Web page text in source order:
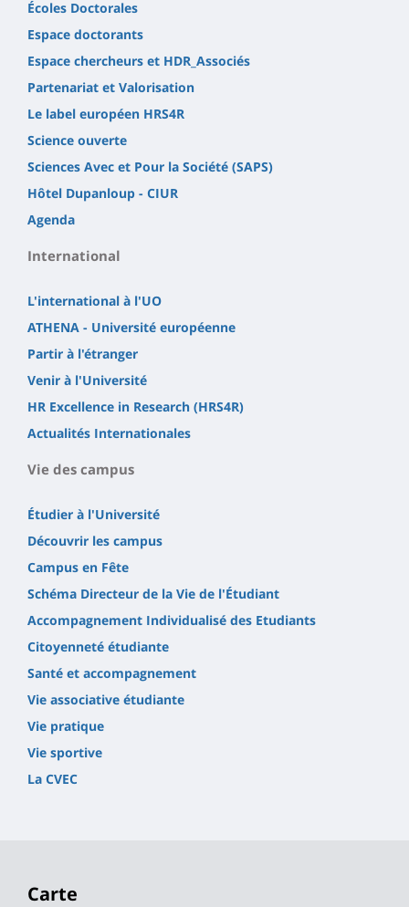
Écoles Doctorales
Espace doctorants
Espace chercheurs et HDR_Associés
Partenariat et Valorisation
Le label européen HRS4R
Science ouverte
Sciences Avec et Pour la Société (SAPS)
Hôtel Dupanloup - CIUR
Agenda
International
L'international à l'UO
ATHENA - Université européenne
Partir à l'étranger
Venir à l'Université
HR Excellence in Research (HRS4R)
Actualités Internationales
Vie des campus
Étudier à l'Université
Découvrir les campus
Campus en Fête
Schéma Directeur de la Vie de l'Étudiant
Accompagnement Individualisé des Etudiants
Citoyenneté étudiante
Santé et accompagnement
Vie associative étudiante
Vie pratique
Vie sportive
La CVEC
Carte